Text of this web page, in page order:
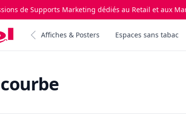
de Supports Marketing dédiés au Retail et aux
Affiches & Posters Espaces sans tabac